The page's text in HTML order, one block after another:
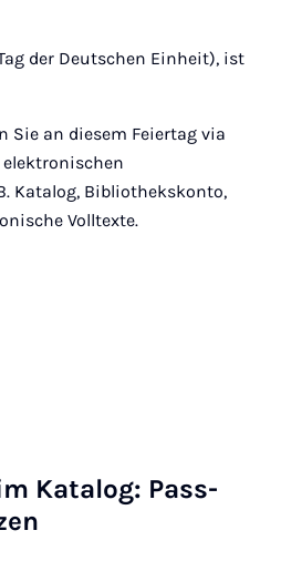
der Deutschen Einheit), ist
Sie an diesem Feiertag via
elektronischen
Katalog, Bibliothekskonto,
Volltexte.
Ka­ta­log: Pass­